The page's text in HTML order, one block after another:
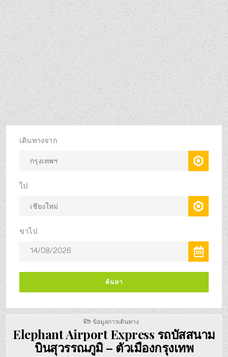
POSTED
IN
ข้อมูลการเดินทาง
Elephant Airport Express รถบัสสนาม
บินสุวรรณภูมิ – ตัวเมืองกรุงเทพ